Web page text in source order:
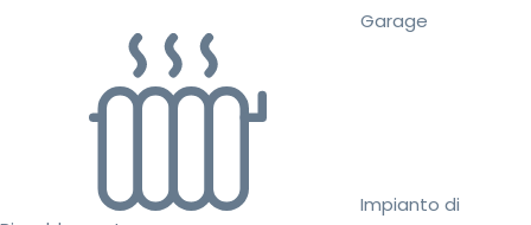
Garage
Impianto di